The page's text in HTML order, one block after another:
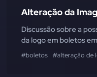
Alteração da
Discussão sobre a
da logo em boletos
#boletos #alteração de